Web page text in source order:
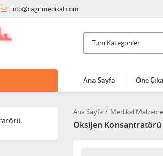
info@cagrimedikal.com
Ana Sayfa Öne
Ana Sayfa Medikal
Oksijen Konsantratörü